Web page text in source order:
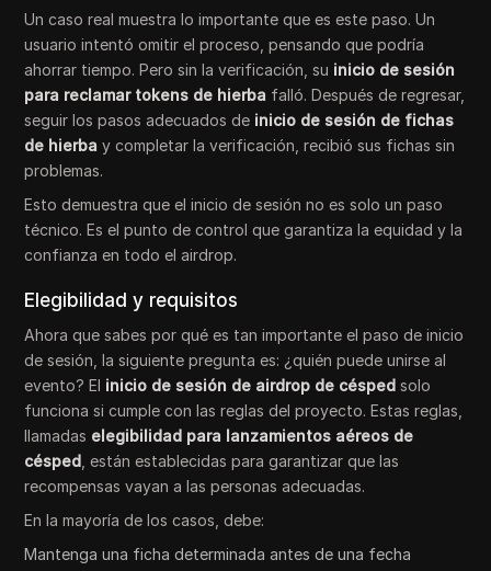
Un caso real muestra lo importante que es este paso. Un
usuario intentó omitir el proceso, pensando que podría
ahorrar tiempo. Pero sin la verificación, su inicio de sesión
para reclamar tokens de hierba falló. Después de regresar,
seguir los pasos adecuados de inicio de sesión de fichas
de hierba y completar la verificación, recibió sus fichas sin
problemas.
Esto demuestra que el inicio de sesión no es solo un paso
técnico. Es el punto de control que garantiza la equidad y la
confianza en todo el airdrop.
Elegibilidad y requisitos
Ahora que sabes por qué es tan importante el paso de inicio
de sesión, la siguiente pregunta es: ¿quién puede unirse al
evento? El inicio de sesión de airdrop de césped solo
funciona si cumple con las reglas del proyecto. Estas reglas,
llamadas elegibilidad para lanzamientos aéreos de
césped, están establecidas para garantizar que las
recompensas vayan a las personas adecuadas.
En la mayoría de los casos, debe:
Mantenga una ficha determinada antes de una fecha